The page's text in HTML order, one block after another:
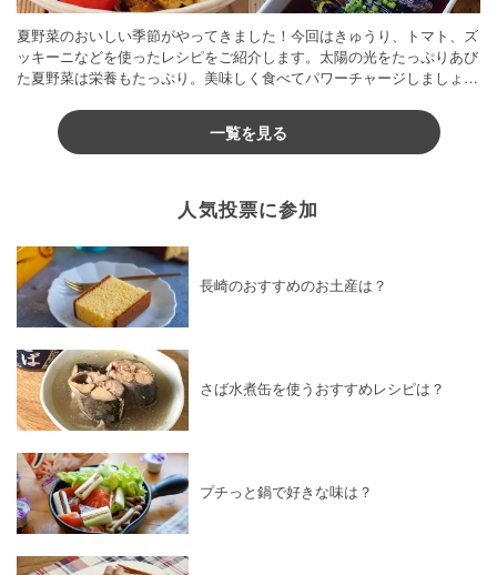
夏野菜のおいしい季節がやってきました！今回はきゅうり、トマト、ズ
ッキーニなどを使ったレシピをご紹介します。太陽の光をたっぷりあび
た夏野菜は栄養もたっぷり。美味しく食べてパワーチャージしましょう
一覧を見る
人気投票に参加
長崎のおすすめのお土産は？
さば水煮缶を使うおすすめレシピは？
プチっと鍋で好きな味は？